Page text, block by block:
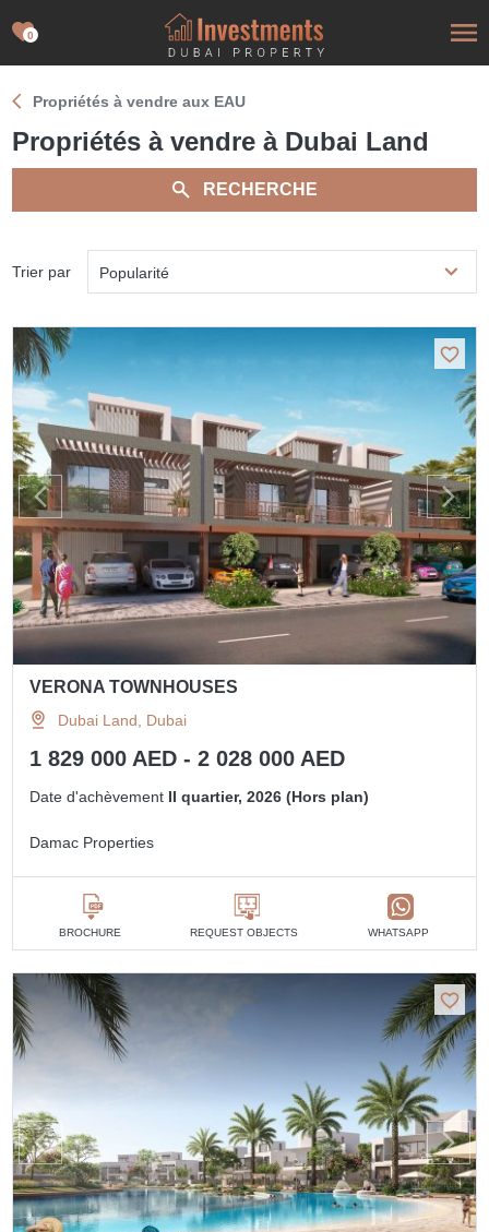
0
Propriétés à vendre aux EAU
Propriétés à vendre à Dubai Land
RECHERCHE
Trier par Popularité
VERONA TOWNHOUSES
Dubai Land, Dubai
1 829 000 AED - 2 028 000 AED
Date d'achèvement II quartier, 2026 (Hors plan)
Damac Properties
BROCHURE REQUEST OBJECTS WHATSAPP